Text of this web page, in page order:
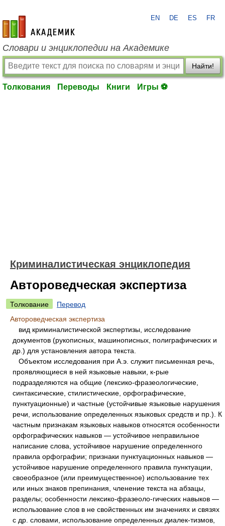
academic.ru
EN DE ES FR
Словари и энциклопедии на Академике
Найти!
Толкования Переводы Книги Игры ⚽
Криминалистическая энциклопедия
Автороведческая экспертиза
Толкование
Перевод
Автороведческая экспертиза
вид криминалистической экспертизы, исследование
документов (рукописных, машинописных, полиграфических и
др.) для установления автора текста.
Объектом исследования при А.э. служит письменная речь,
проявляющиеся в ней языковые навыки, к-рые
подразделяются на общие (лексико-фразеологические,
синтаксические, стилистические, орфографические,
пунктуационные) и частные (устойчивые языковые нарушения
речи, использование определенных языковых средств и пр.). К
частным признакам языковых навыков относятся особенности
орфографических навыков — устойчивое неправильное
написание слова, устойчивое нарушение определенного
правила орфографии; признаки пунктуационных навыков —
устойчивое нарушение определенного правила пунктуации,
своеобразное (или преимущественное) использование тех
или иных знаков препинания, членение текста на абзацы,
разделы; особенности лексико-фразеоло-гических навыков —
использование слов в не свойственных им значениях и связях
с др. словами, использование определенных диалек-тизмов,